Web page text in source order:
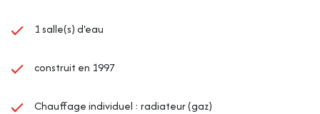
1 salle(s) d'eau
construit en 1997
Chauffage individuel : radiateur (gaz)